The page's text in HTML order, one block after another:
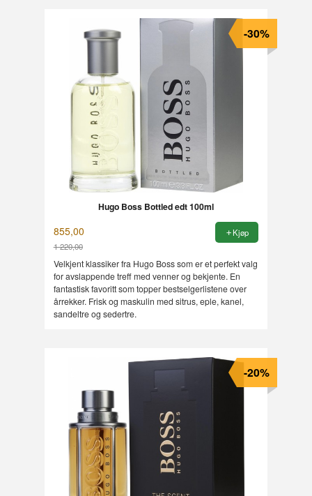
Hugo Boss Bottled edt 100ml
855,00
1 220,00
Rabatt
-30%
Kjøp
Velkjent klassiker fra Hugo Boss som er et perfekt valg
for avslappende treff med venner og bekjente. En
fantastisk favoritt som topper bestselgerlistene over
årrekker. Frisk og maskulin med sitrus, eple, kanel,
sandeltre og sedertre.
-20%